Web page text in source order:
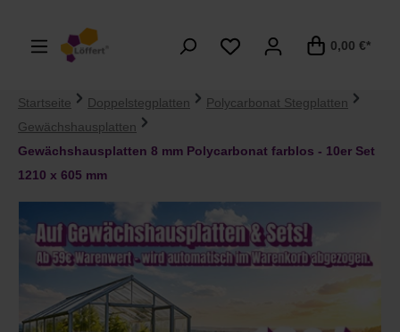
0,00 €*
Startseite Doppelstegplatten
Polycarbonat Stegplatten
Gewächshausplatten
Gewächshausplatten 8 mm Polycarbonat farblos - 10er Set
1210 x 605 mm